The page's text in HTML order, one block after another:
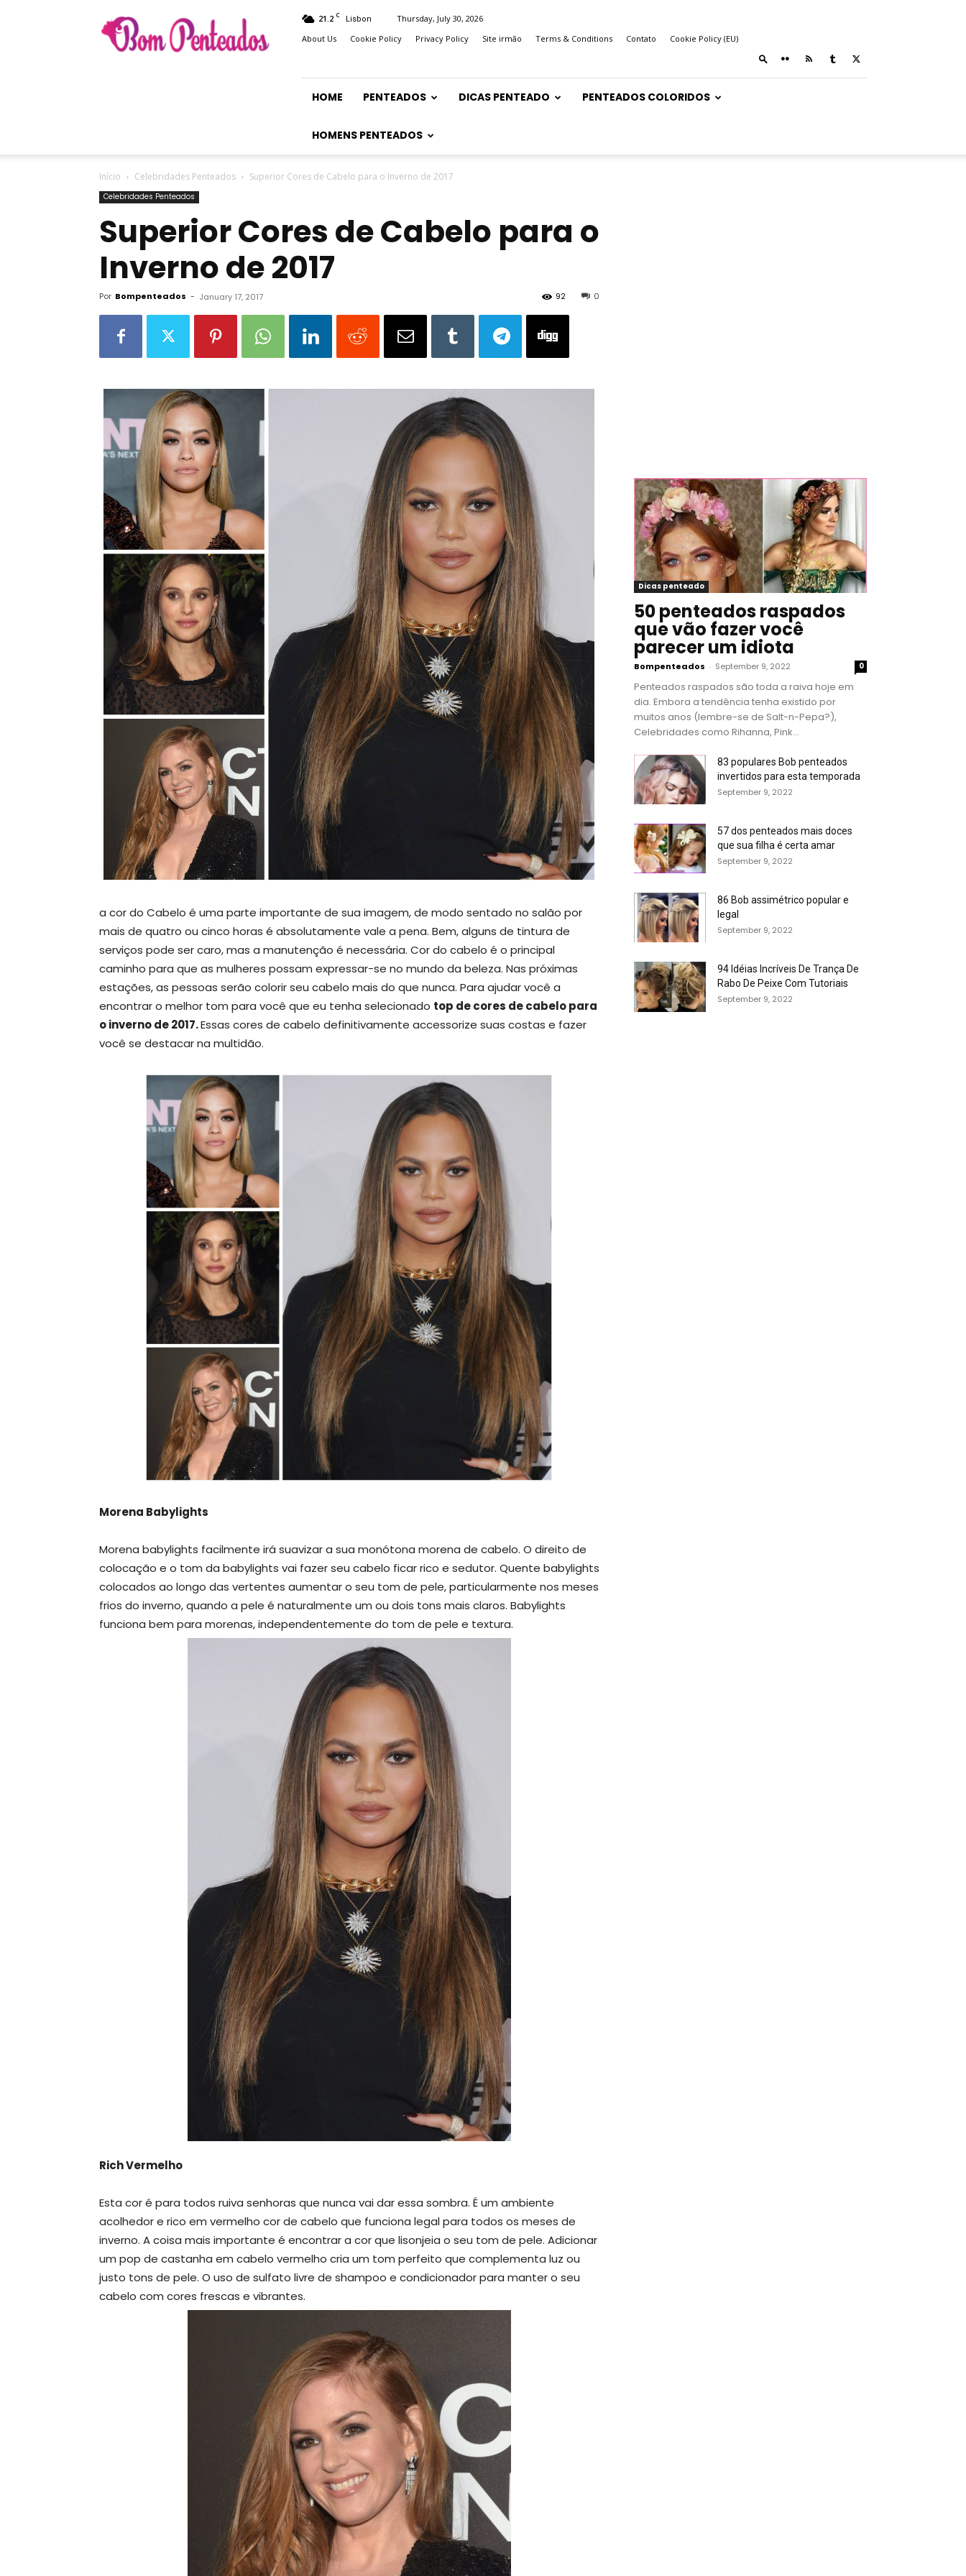
Penteados
21.2 C Lisbon
Thursday, July 30, 2026
About Us
Cookie Policy Privacy Policy Site irmão Terms & Conditions Contato Cookie Policy (EU)
HOME PENTEADOS DICAS PENTEADO PENTEADOS COLORIDOS
HOMENS PENTEADOS
Início Celebridades Penteados Superior Cores de Cabelo para o Inverno de 2017
Celebridades Penteados
Superior Cores de Cabelo para o
Inverno de 2017
Por Bompenteados - January 17, 2017 0
92
a cor do Cabelo é uma parte importante de sua imagem, de modo sentado no salão por
mais de quatro ou cinco horas é absolutamente vale a pena. Bem, alguns de tintura de
serviços pode ser caro, mas a manutenção é necessária. Cor do cabelo é o principal
caminho para que as mulheres possam expressar-se no mundo da beleza. Nas próximas
estações, as pessoas serão colorir seu cabelo mais do que nunca. Para ajudar você a
encontrar o melhor tom para você que eu tenha selecionado top de cores de cabelo para
o inverno de 2017.Essas cores de cabelo definitivamente accessorize suas costas e fazer
você se destacar na multidão.
Morena Babylights
Morena babylights facilmente irá suavizar a sua monótona morena de cabelo. O direito de
colocação e o tom da babylights vai fazer seu cabelo ficar rico e sedutor. Quente babylights
colocados ao longo das vertentes aumentar o seu tom de pele, particularmente nos meses
frios do inverno, quando a pele é naturalmente um ou dois tons mais claros. Babylights
funciona bem para morenas, independentemente do tom de pele e textura.
Rich Vermelho
Esta cor é para todos ruiva senhoras que nunca vai dar essa sombra. É um ambiente
acolhedor e rico em vermelho cor de cabelo que funciona legal para todos os meses de
inverno. A coisa mais importante é encontrar a cor que lisonjeia o seu tom de pele. Adicionar
um pop de castanha em cabelo vermelho cria um tom perfeito que complementa luz ou
justo tons de pele. O uso de sulfato livre de shampoo e condicionador para manter o seu
cabelo com cores frescas e vibrantes.
Dicas penteado
50 penteados raspados
que vão fazer você
parecer um idiota
Bompenteados - September 9, 2022 0
Penteados raspados são toda a raiva hoje em
dia. Embora a tendência tenha existido por
muitos anos (lembre-se de Salt-n-Pepa?),
Celebridades como Rihanna, Pink...
83 populares Bob penteados
invertidos para esta temporada
September 9, 2022
57 dos penteados mais doces
que sua filha é certa amar
September 9, 2022
86 Bob assimétrico popular e
legal
September 9, 2022
94 Idéias Incríveis De Trança De
Rabo De Peixe Com Tutoriais
September 9, 2022